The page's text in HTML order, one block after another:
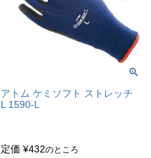
アトム ケミソフト ストレッチ
L 1590-L
定価 ¥432のところ